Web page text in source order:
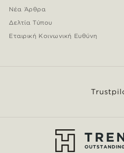
Νέα Άρθρα
Δελτία Τύπου
Εταιρική Κοινωνική Ευθύνη